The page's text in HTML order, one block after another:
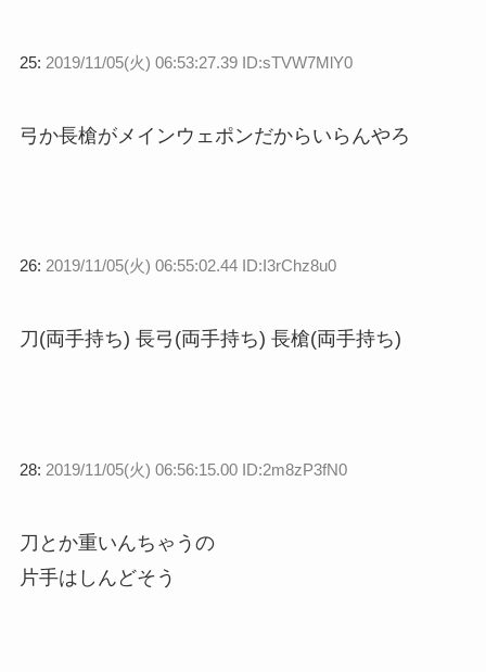
25: 2019/11/05(火) 06:53:27.39 ID:sTVW7MlY0
弓か長槍がメインウェポンだからいらんやろ
26: 2019/11/05(火) 06:55:02.44 ID:I3rChz8u0
刀(両手持ち) 長弓(両手持ち) 長槍(両手持ち)
28: 2019/11/05(火) 06:56:15.00 ID:2m8zP3fN0
刀とか重いんちゃうの
片手はしんどそう